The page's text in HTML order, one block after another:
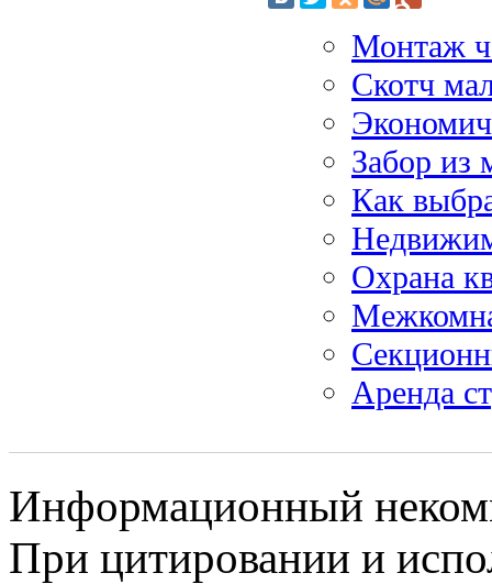
Монтаж
Скотч
Забор из
Как
Охрана
Аренда
Информационный
При цитировании и